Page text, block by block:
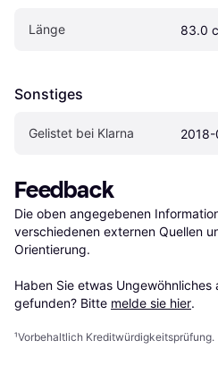
Länge 83.0
Sonstiges
Gelistet bei Klarna 2018-
Feedback
Die oben angegebenen
verschiedenen externen Quellen
Orientierung.
Haben Sie etwas Ungewöhnliches
gefunden? Bitte melde sie hier.
¹Vorbehaltlich Kreditwürdigkeitsprüfung.